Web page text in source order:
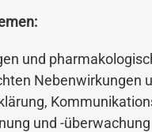
und
Nebenwirkungen
und -überwachung